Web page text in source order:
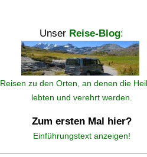
Unser Reise-Blog:
Reisen zu den Orten, an denen die
lebten und verehrt werden.
Zum ersten Mal hier?
Einführungstext anzeigen!